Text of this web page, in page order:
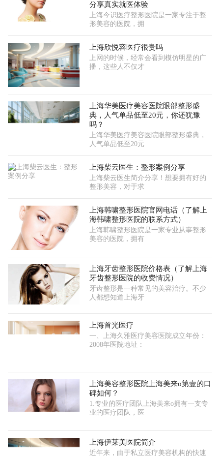
分享真实就医体验
上海今识医疗整形医院是一家专注于整
形美容的医院，拥
上海欣悦容医疗很贵吗
上网的时候，经常会看到模仿明星的广
播，这些人不仅才
上海华美医疗美容医院眼部整形盛
典，人气单品低至20元，你还犹豫
吗？
上海华美医疗美容医院眼部整形盛典，
人气单品低至20元
上海柴云医生：整形案例分享
上海柴云医生简介分享！想要拥有好的
整形美容，对于求
上海韩啸整形医院官网电话（了解上
海韩啸整形医院的联系方式）
上海韩啸整形医院是一家专业从事整形
美容的医院，拥有
上海牙齿整形医院价格表（了解上海
牙齿整形医院的收费情况）
牙齿整形是一种常见的美容治疗。不少
人都想知道上海牙
上海首光医疗
一、上海久雅医疗美容医院成立年份：
2008年医院地址：
上海美容整形医院上海美来o第壹的口
碑如何？
1.专业的医疗团队上海美来o拥有一支专
业的医疗团队，医
上海伊莱美医院简介
近年来，由于私立医疗美容机构的快速